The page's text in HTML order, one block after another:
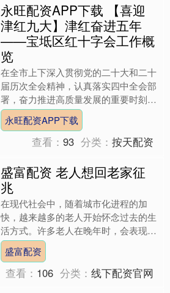
永旺配资APP下载 【喜迎
津红九大】津红奋进五年
——宝坻区红十字会工作概
览
在全市上下深入贯彻党的二十大和二十
届历次全会精神，认真落实四中全会部
署，奋力推进高质量发展的重要时刻，
天津市红十字会将隆重召开第九次会员
代表大会。这是全市红十字....
永旺配资APP下载
查看：93 分类：按天配资
盛富配资 老人想回老家征
兆
在现代社会中，随着城市化进程的加
快，越来越多的老人开始怀念过去的生
活方式。许多老人在晚年时，会表现出
一些征兆，暗示他们可能想回老家。这
些征兆不仅反映了他们对过去....
盛富配资
查看： 106 分类：线下配资官网